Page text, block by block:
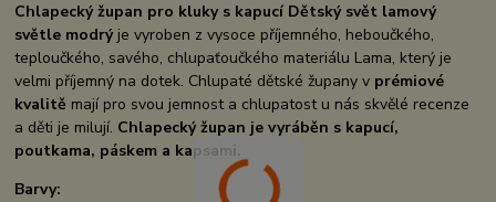
Chlapecký župan pro kluky s kapucí Dětský svět lamový
světle modrý je vyroben z vysoce příjemného, heboučkého,
teploučkého, savého, chlupaťoučkého materiálu Lama, který je
velmi příjemný na dotek. Chlupaté dětské župany v prémiové
kvalitě mají pro svou jemnost a chlupatost u nás skvělé recenze
a děti je milují. Chlapeckýžupan je vyráběn s kapucí,
poutkama, páskem a kapsami.
Barvy: